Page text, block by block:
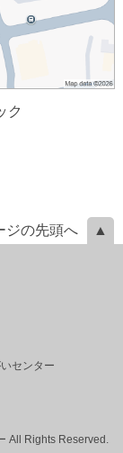
ク
ジの先頭へ
センター
All Rights Reserved.